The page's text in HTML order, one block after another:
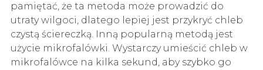
pamiętać, że ta metoda może prowadzić do
utraty wilgoci, dlatego lepiej jest przykryć chleb
czystą ściereczką. Inną popularną metodą jest
użycie mikrofalówki. Wystarczy umieścić chleb w
mikrofalówce na kilka sekund, aby szybko go